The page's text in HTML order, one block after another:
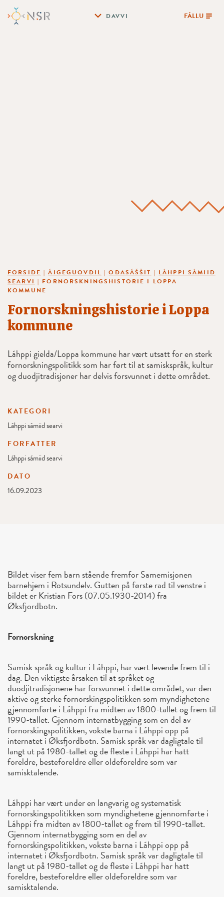
DAVVI FÁLLU
FORSIDE |ÁIGEGUOVDIL |OĐASÁŠŠIT | LÁHPPI SÁMIID
SEARVI | FORNORSKNINGSHISTORIE I LOPPA
KOMMUNE
Fornorskningshistorie i Loppa
kommune
Láhppi gielda/Loppa kommune har vært utsatt for en sterk
fornorskningspolitikk som har ført til at samiskspråk, kultur
og duodjitradisjoner har delvis forsvunnet i dette området.
KATEGORI
Láhppi sámiid searvi
FORFATTER
Láhppi sámiid searvi
DATO
16.09.2023
Bildet viser fem barn stående fremfor Samemisjonen
barnehjem i Rotsundelv. Gutten på første rad til venstre i
bildet er Kristian Fors (07.05.1930-2014) fra
Øksfjordbotn.
Fornorskning
Samisk språk og kultur i Láhppi, har vært levende frem til i
dag. Den viktigste årsaken til at språket og
duodjitradisjonene har forsvunnet i dette området, var den
aktive og sterke fornorskingspolitikken som myndighetene
gjennomførte i Láhppi fra midten av 1800-tallet og frem til
1990-tallet. Gjennom internatbygging som en del av
fornorskingspolitikken, vokste barna i Láhppi opp på
internatet i Øksfjordbotn. Samisk språk var dagligtale til
langt ut på 1980-tallet og de fleste i Láhppi har hatt
foreldre, besteforeldre eller oldeforeldre som var
samisktalende.
Láhppi har vært under en langvarig og systematisk
fornorskingspolitikken som myndighetene gjennomførte i
Láhppi fra midten av 1800-tallet og frem til 1990-tallet.
Gjennom internatbygging som en del av
fornorskingspolitikken, vokste barna i Láhppi opp på
internatet i Øksfjordbotn. Samisk språk var dagligtale til
langt ut på 1980-tallet og de fleste i Láhppi har hatt
foreldre, besteforeldre eller oldeforeldre som var
samisktalende.